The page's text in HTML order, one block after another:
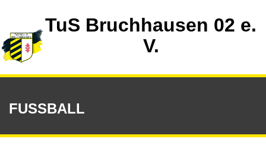
TuS Bruchhausen 02 e.
V.
FUSSBALL